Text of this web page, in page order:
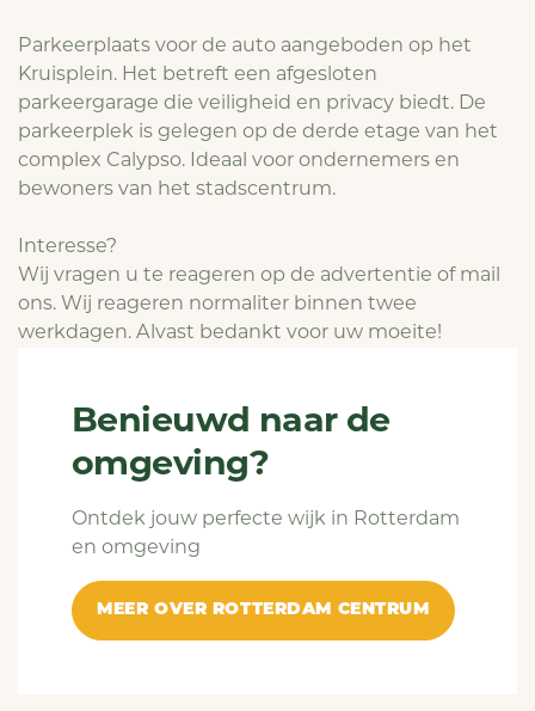
Parkeerplaats voor de auto aangeboden op het
Kruisplein. Het betreft een afgesloten
parkeergarage die veiligheid en privacy biedt. De
parkeerplek is gelegen op de derde etage van het
complex Calypso. Ideaal voor ondernemers en
bewoners van het stadscentrum.
Interesse?
Wij vragen u te reageren op de advertentie of mail
ons. Wij reageren normaliter binnen twee
werkdagen. Alvast bedankt voor uw moeite!
Benieuwd naar de
omgeving?
Ontdek jouw perfecte wijk in Rotterdam
en omgeving
MEER OVER ROTTERDAM CENTRUM